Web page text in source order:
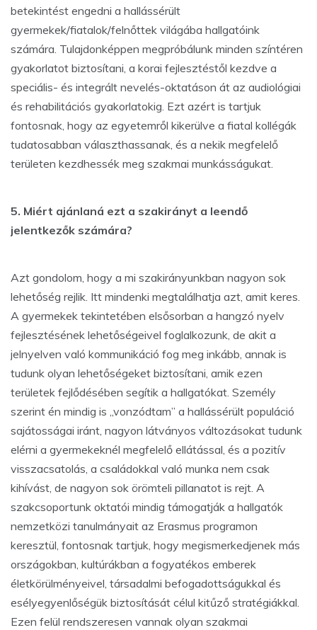
betekintést engedni a hallássérült
gyermekek/fiatalok/felnőttek világába hallgatóink
számára. Tulajdonképpen megpróbálunk minden színtéren
gyakorlatot biztosítani, a korai fejlesztéstől kezdve a
speciális- és integrált nevelés-oktatáson át az audiológiai
és rehabilitációs gyakorlatokig. Ezt azért is tartjuk
fontosnak, hogy az egyetemről kikerülve a fiatal kollégák
tudatosabban választhassanak, és a nekik megfelelő
területen kezdhessék meg szakmai munkásságukat.
5. Miért ajánlaná ezt a szakirányt a leendő
jelentkezők számára?
Azt gondolom, hogy a mi szakirányunkban nagyon sok
lehetőség rejlik. Itt mindenki megtalálhatja azt, amit keres.
A gyermekek tekintetében elsősorban a hangzó nyelv
fejlesztésének lehetőségeivel foglalkozunk, de akit a
jelnyelven való kommunikáció fog meg inkább, annak is
tudunk olyan lehetőségeket biztosítani, amik ezen
területek fejlődésében segítik a hallgatókat. Személy
szerint én mindig is „vonzódtam” a hallássérült populáció
sajátosságai iránt, nagyon látványos változásokat tudunk
elérni a gyermekeknél megfelelő ellátással, és a pozitív
visszacsatolás, a családokkal való munka nem csak
kihívást, de nagyon sok örömteli pillanatot is rejt. A
szakcsoportunk oktatói mindig támogatják a hallgatók
nemzetközi tanulmányait az Erasmus programon
keresztül, fontosnak tartjuk, hogy megismerkedjenek más
országokban, kultúrákban a fogyatékos emberek
életkörülményeivel, társadalmi befogadottságukkal és
esélyegyenlőségük biztosítását célul kitűző stratégiákkal.
Ezen felül rendszeresen vannak olyan szakmai